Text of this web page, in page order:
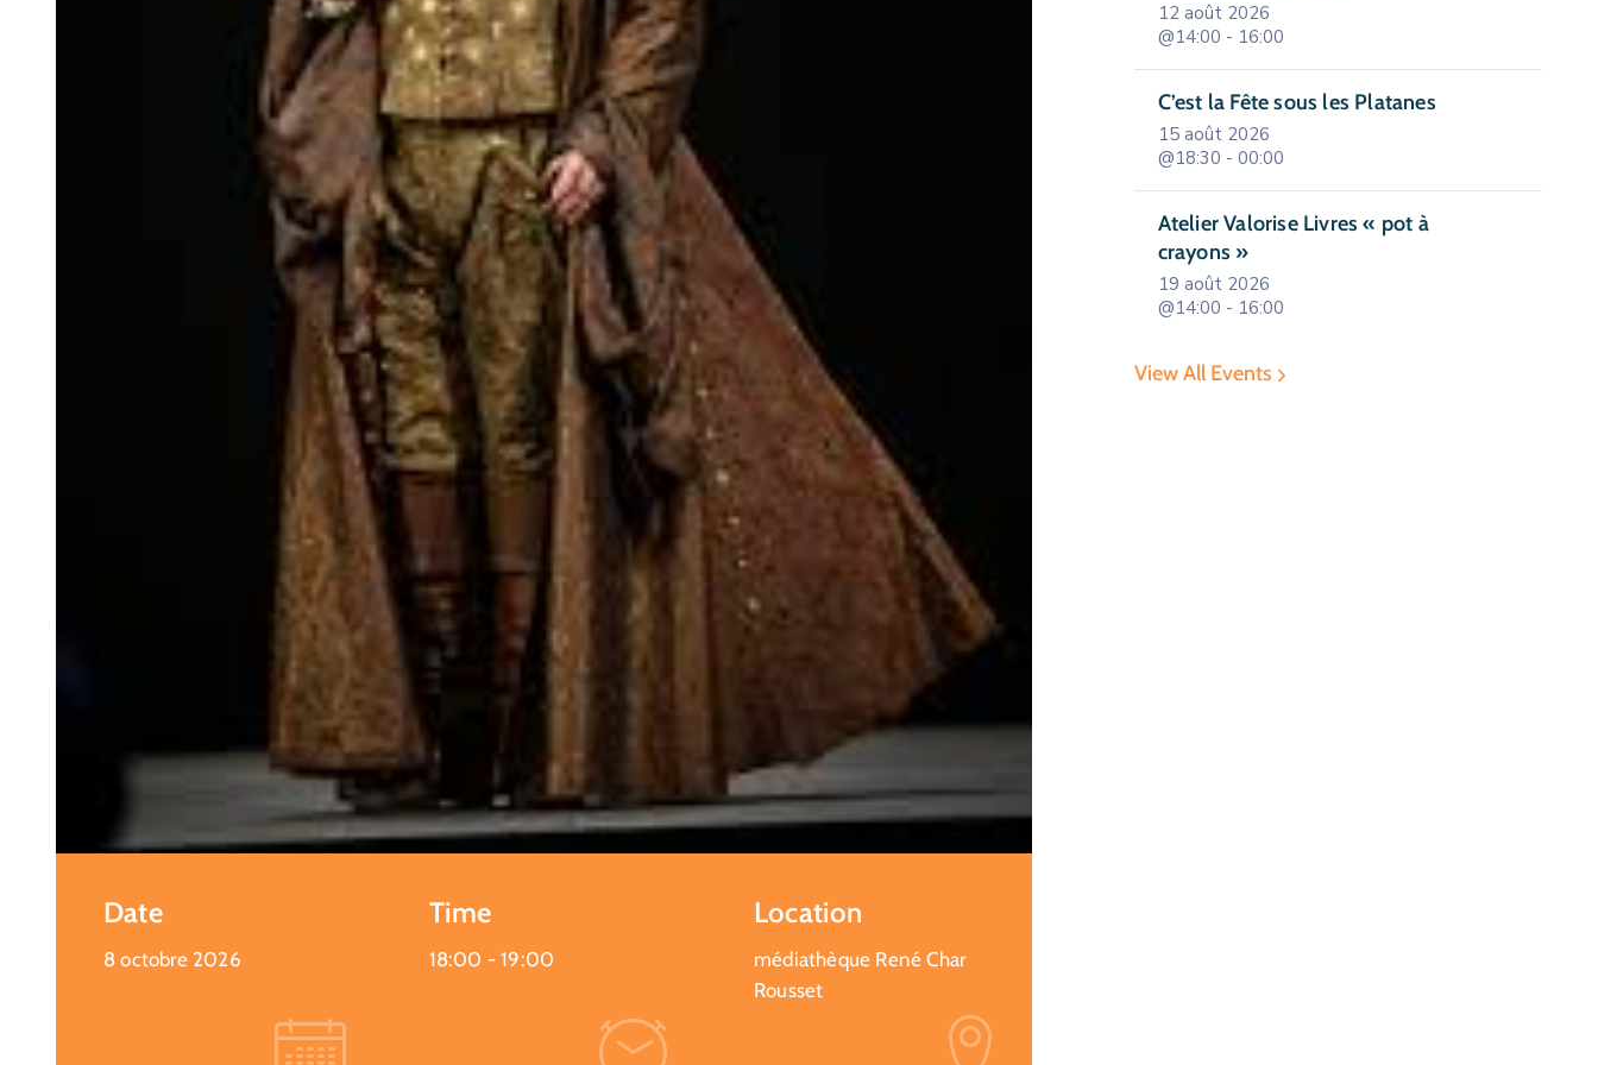
Date
8 octobre 2026
Time
18:00 -19:00
Location
médiathèque René Char
Rousset
12 août 2026
@14:00 - 16:00
C’est la Fête sous les Platanes
15 août 2026
@18:30 - 00:00
Atelier Valorise Livres « pot à
crayons »
19 août 2026
@14:00 - 16:00
View All Events